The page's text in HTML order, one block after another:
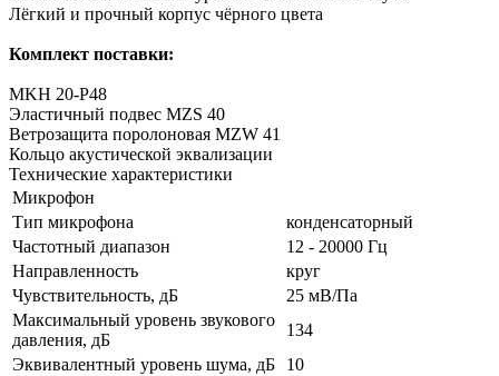
Лёгкий и прочный корпус чёрного цвета
Комплект поставки:
MKH 20-P48
Эластичный подвес MZS 40
Ветрозащита поролоновая MZW 41
Кольцо акустической эквализации
Технические характеристики
Микрофон
Тип микрофона
конденсаторный
Частотный диапазон
12 - 20000 Гц
Направленность
круг
Чувствительность, дБ
25 мВ/Па
Максимальный уровень звукового
давления, дБ
134
Эквивалентный уровень шума, дБ
10